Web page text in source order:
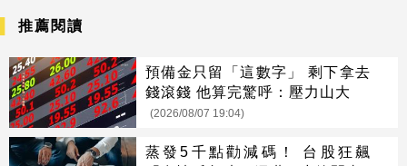
推薦閱讀
預備金只留「這數字」 剩下拿去
錢滾錢 他算完驚呼：壓力山大
(2026/08/07 19:04)
蒸發5千點勸減碼！ 台股狂飆